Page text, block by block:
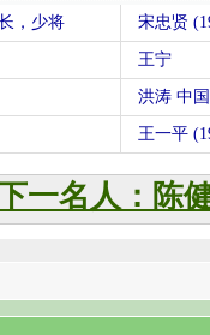
，少将 宋忠贤
王宁
洪涛 中
王一平
一名人：陈